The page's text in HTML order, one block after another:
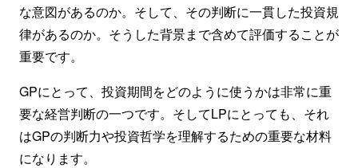
な意図があるのか。そして、その判断に一貫した投資規
律があるのか。そうした背景まで含めて評価することが
重要です。
GPにとって、投資期間をどのように使うかは非常に重
要な経営判断の一つです。そしてLPにとっても、それ
はGPの判断力や投資哲学を理解するための重要な材料
になります。